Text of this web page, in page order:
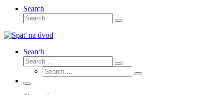
Search
Search
Search
Search
Search
Search
Search
Search
Menu